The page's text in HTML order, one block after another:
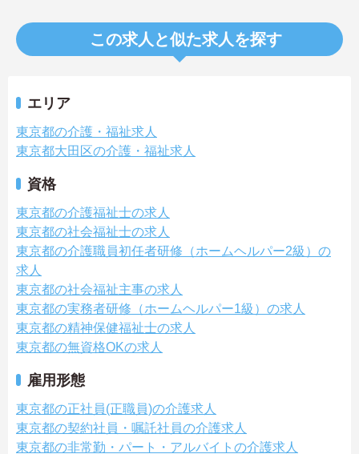
この求人と似た求人を探す
エリア
東京都の介護・福祉求人
東京都大田区の介護・福祉求人
資格
東京都の介護福祉士の求人
東京都の社会福祉士の求人
東京都の介護職員初任者研修（ホームヘルパー2級）の
求人
東京都の社会福祉主事の求人
東京都の実務者研修（ホームヘルパー1級）の求人
東京都の精神保健福祉士の求人
東京都の無資格OKの求人
雇用形態
東京都の正社員(正職員)の介護求人
東京都の契約社員・嘱託社員の介護求人
東京都の非常勤・パート・アルバイトの介護求人